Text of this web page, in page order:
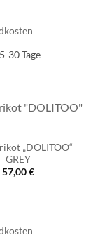
30 Tage
„DOLITOO“
GREY
57,00€